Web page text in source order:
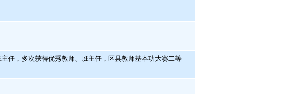
任，多次获得优秀教师、班主任，区县教师基本功大赛二等